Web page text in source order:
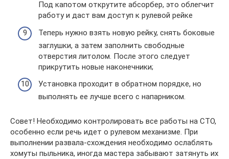
Под капотом открутите абсорбер, это облегчит
работу и даст вам доступ к рулевой рейке
Теперь нужно взять новую рейку, снять боковые
заглушки, а затем заполнить свободные
отверстия литолом. После этого следует
прикрутить новые наконечники;
Установка проходит в обратном порядке, но
выполнять ее лучше всего с напарником.
Совет! Необходимо контролировать все работы на СТО,
особенно если речь идет о рулевом механизме. При
выполнении развала-схождения необходимо ослаблять
хомуты пыльника, иногда мастера забывают затянуть их